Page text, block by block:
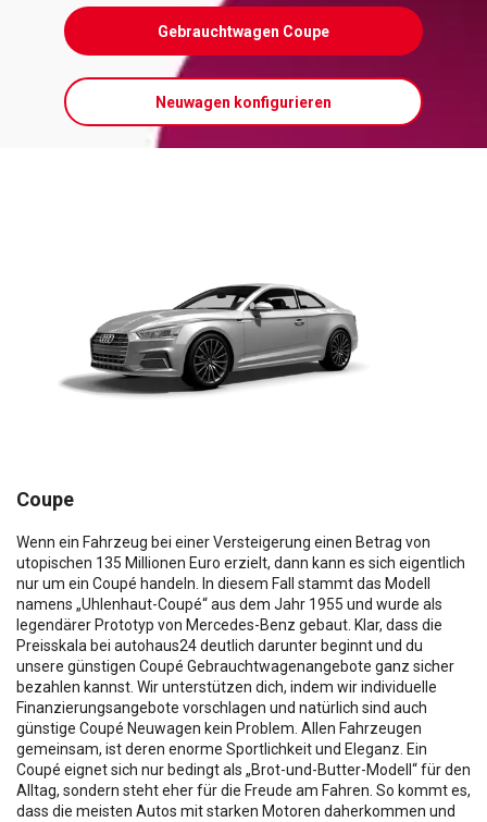
Gebrauchtwagen Coupe
Neuwagen konfigurieren
Coupe
Wenn ein Fahrzeug bei einer Versteigerung einen Betrag von
utopischen 135 Millionen Euro erzielt, dann kann es sich eigentlich
nur um ein Coupé handeln. In diesem Fall stammt das Modell
namens „Uhlenhaut-Coupé“ aus dem Jahr 1955 und wurde als
legendärer Prototyp von Mercedes-Benz gebaut. Klar, dass die
Preisskala bei autohaus24 deutlich darunter beginnt und du
unsere günstigen Coupé Gebrauchtwagenangebote ganz sicher
bezahlen kannst. Wir unterstützen dich, indem wir individuelle
Finanzierungsangebote vorschlagen und natürlich sind auch
günstige Coupé Neuwagen kein Problem. Allen Fahrzeugen
gemeinsam, ist deren enorme Sportlichkeit und Eleganz. Ein
Coupé eignet sich nur bedingt als „Brot-und-Butter-Modell“ für den
Alltag, sondern steht eher für die Freude am Fahren. So kommt es,
dass die meisten Autos mit starken Motoren daherkommen und